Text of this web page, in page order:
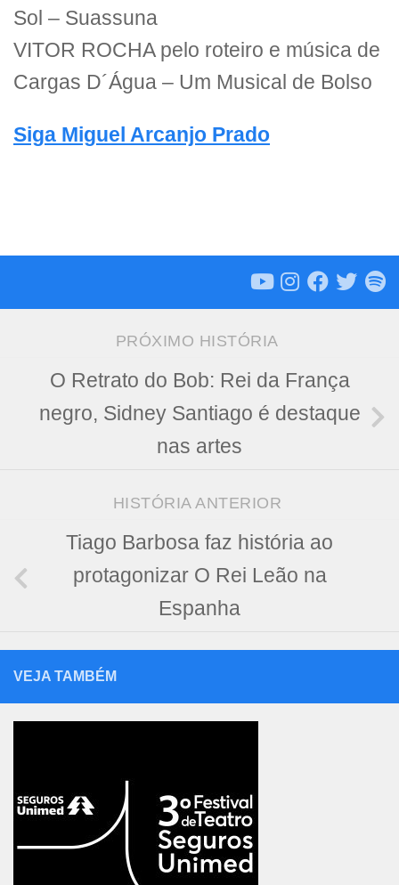
Sol – Suassuna
VITOR ROCHA pelo roteiro e música de
Cargas D´Água – Um Musical de Bolso
Siga Miguel Arcanjo Prado
PRÓXIMO HISTÓRIA
O Retrato do Bob: Rei da França
negro, Sidney Santiago é destaque
nas artes
HISTÓRIA ANTERIOR
Tiago Barbosa faz história ao
protagonizar O Rei Leão na
Espanha
VEJA TAMBÉM